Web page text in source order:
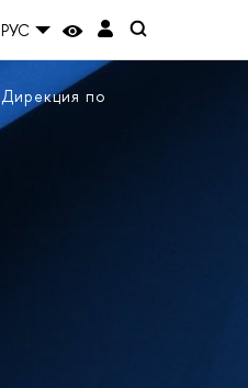
РУС
Дирекция по